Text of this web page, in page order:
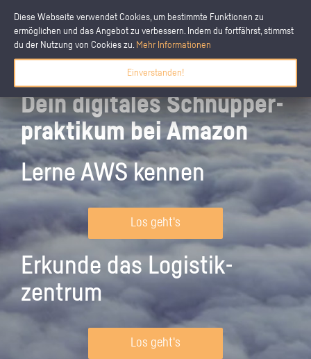
Diese Webseite verwendet Cookies, um bestimmte Funktionen zu
ermöglichen und das Angebot zu verbessern. Indem du fortfährst, stimmst
du der Nutzung von Cookies zu. Mehr Informationen
Einverstanden!
Dein digitales Schnupper­
praktikum bei Amazon
Lerne AWS kennen
Los geht's
Erkunde das Logistik­
zentrum
Los geht's